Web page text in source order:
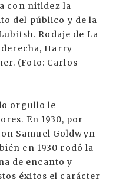
con nitidez la
del público y de la
Rodaje de La
Harry
(Foto: Carlos
orgullo le
En 1930, por
Samuel Goldwyn
en 1930 rodó la
de encanto y
éxitos el carácter